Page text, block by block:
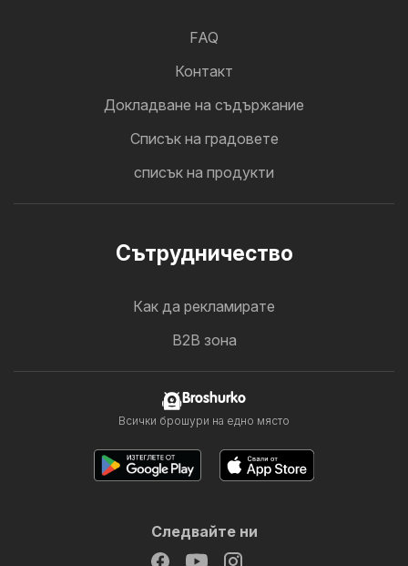
FAQ
Контакт
Докладване на съдържание
Cписък на градовете
списък на продукти
Cътрудничество
Как да рекламирате
B2B зона
Broshurko
Всички брошури на едно място
Следвайте ни